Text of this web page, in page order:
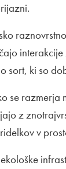
sort, ki so
se razmerja
z
v